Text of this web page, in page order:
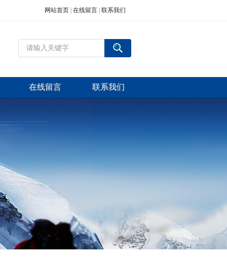
网站首页 在线留言 联系我们
在线留言 联系我们